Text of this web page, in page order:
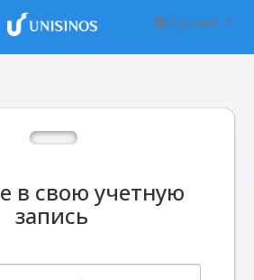
Русский
в свою учетную
запись
почте